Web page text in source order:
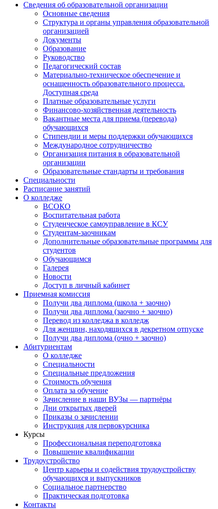
Сведения об образовательной организации
Основные сведения
Структура и органы управления образовательной
организацией
Документы
Образование
Руководство
Педагогический состав
Материально-техническое обеспечение и
оснащенность образовательного процесса.
Доступная среда
Платные образовательные услуги
Финансово-хозяйственная деятельность
Вакантные места для приема (перевода)
обучающихся
Стипендии и меры поддержки обучающихся
Международное сотрудничество
Организация питания в образовательной
организации
Образовательные стандарты и требования
Специальности
Расписание занятий
О колледже
ВСОКО
Воспитательная работа
Студенческое самоуправление в КСУ
Студентам-заочникам
Дополнительные образовательные программы для
студентов
Обучающимся
Галерея
Новости
Доступ в личный кабинет
Приемная комиссия
Получи два диплома (школа + заочно)
Получи два диплома (заочно + заочно)
Перевод из колледжа в колледж
Для женщин, находящихся в декретном отпуске
Получи два диплома (очно + заочно)
Абитуриентам
О колледже
Специальности
Специальные предложения
Стоимость обучения
Оплата за обучение
Зачисление в наши ВУЗы — партнёры
Дни открытых дверей
Приказы о зачислении
Инструкция для первокурсника
Курсы
Профессиональная переподготовка
Повышение квалификации
Трудоустройство
Центр карьеры и содействия трудоустройству
обучающихся и выпускников
Социальное партнерство
Практическая подготовка
Контакты